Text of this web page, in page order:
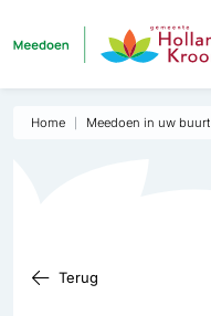
Home Meedoen in uw buurt
Terug